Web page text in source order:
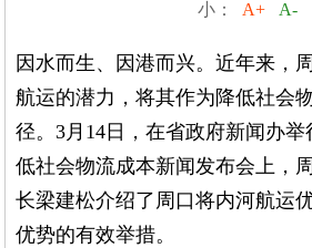
小：
A+ A-
因水而生、因港而兴。近年来，
航运的潜力，将其作为降低社会
径。3月14日，在省政府新闻办
低社会物流成本新闻发布会上，
长梁建松介绍了周口将内河航运
优势的有效举措。